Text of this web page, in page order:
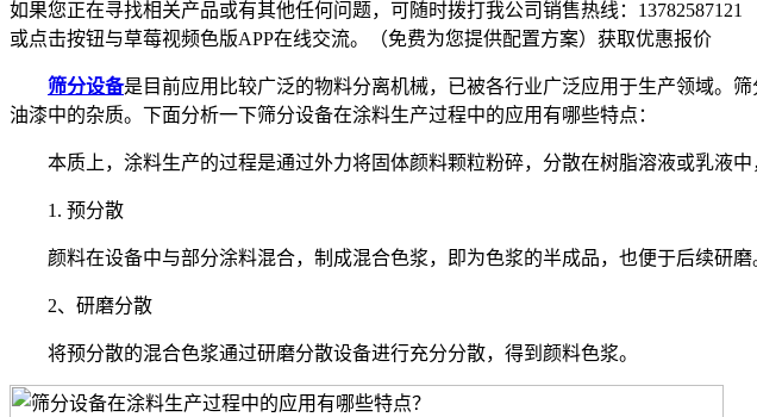
如果您正在寻找相关产品或有其他任何问题，可随时拨打我公司销售热线： 13782587121
或点击按钮与草莓视频色版APP在线交流。（免费为您提供配置方案） 获取优惠报价
筛分设备是目前应用比较广泛的物料分离机械，已被各行业广泛应用于生产领域。
油漆中的杂质。下面分析一下筛分设备在涂料生产过程中的应用有哪些特点：
本质上，涂料生产的过程是通过外力将固体颜料颗粒粉碎，分散在树脂溶液或乳液中
1. 预分散
颜料在设备中与部分涂料混合，制成混合色浆，即为色浆的半成品，也便于后续研磨
2、研磨分散
将预分散的混合色浆通过研磨分散设备进行充分分散，得到颜料色浆。